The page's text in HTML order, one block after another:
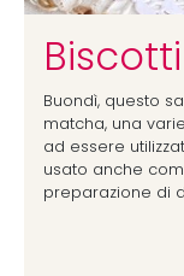
Buondì, questo
matcha, una
ad essere
usato anche
preparazione di